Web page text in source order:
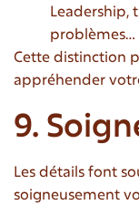
Leadership,
problèmes…
Cette distinction
appréhender
9.
Les détails font
soigneusement